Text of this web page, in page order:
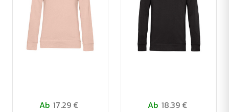
Ab 17.29 €
Ab 18.39 €